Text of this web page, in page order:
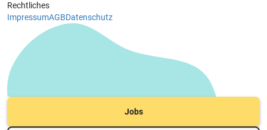
Rechtliches
ImpressumAGBDatenschutz
Jobs